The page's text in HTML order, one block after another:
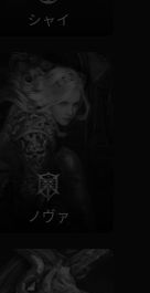
シャイ
ノヴァ